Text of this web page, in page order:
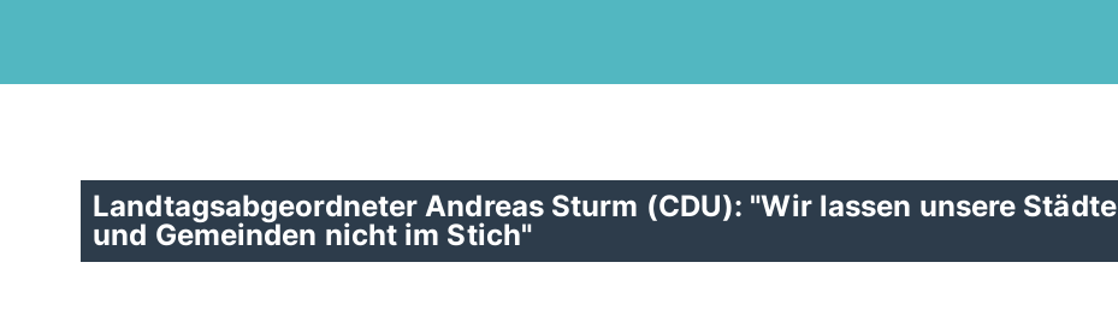
Landtagsabgeordneter Andreas Sturm (CDU): "Wir lassen unsere Städte
und Gemeinden nicht im Stich"